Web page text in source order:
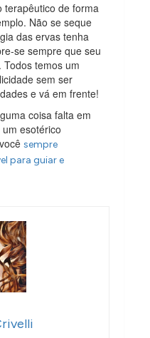
terapêutico de forma
Não se seque
das ervas tenha
se sempre que seu
temos um
sem ser
e vá em frente!
coisa falta em
esotérico
sempre
para guiar e